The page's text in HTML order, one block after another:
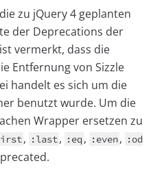
zu jQuery 4 geplanten
der Deprecations der
vermerkt, dass die
Entfernung von Sizzle
handelt es sich um die
benutzt wurde. Um die
Wrapper ersetzen zu
, :last, :eq , :even, :od